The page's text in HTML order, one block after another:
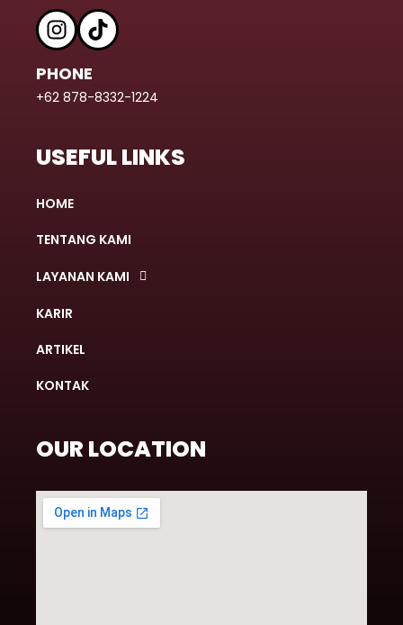
PHONE
+62 878-8332-1224
USEFUL LINKS
HOME
TENTANG KAMI
LAYANAN KAMI
KARIR
ARTIKEL
KONTAK
OUR LOCATION